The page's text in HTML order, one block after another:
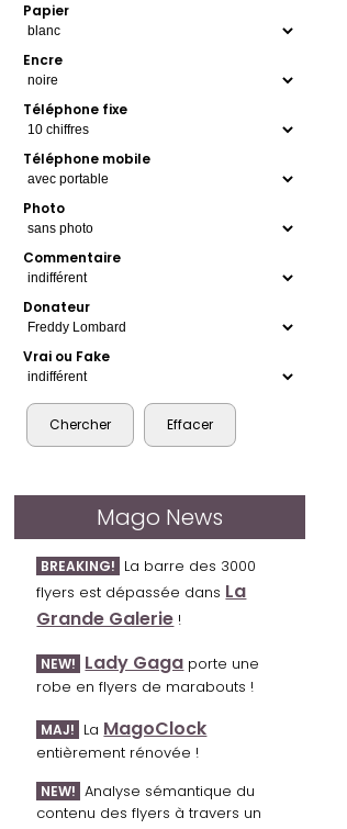
Papier
Encre
Téléphone fixe
Téléphone mobile
Photo
Commentaire
Donateur
Vrai ou Fake
Mago News
BREAKING! La barre des 3000
flyers est dépassée dans La
Grande Galerie !
NEW! Lady Gaga porte une
robe en flyers de marabouts !
MAJ! La MagoClock
entièrement rénovée !
NEW! Analyse sémantique du
contenu des flyers à travers un